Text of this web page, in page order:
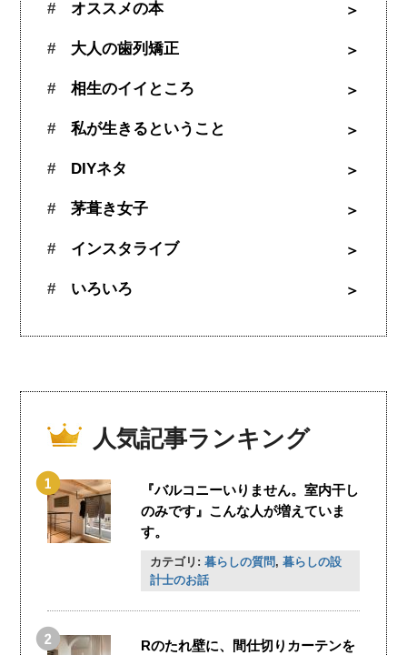
オススメの本
大人の歯列矯正
相生のイイところ
私が生きるということ
DIYネタ
茅葺き女子
インスタライブ
いろいろ
人気記事ランキング
『バルコニーいりません。室内干し
のみです』こんな人が増えていま
す。
カテゴリ: 暮らしの質問, 暮らしの設
計士のお話
Rのたれ壁に、間仕切りカーテンを